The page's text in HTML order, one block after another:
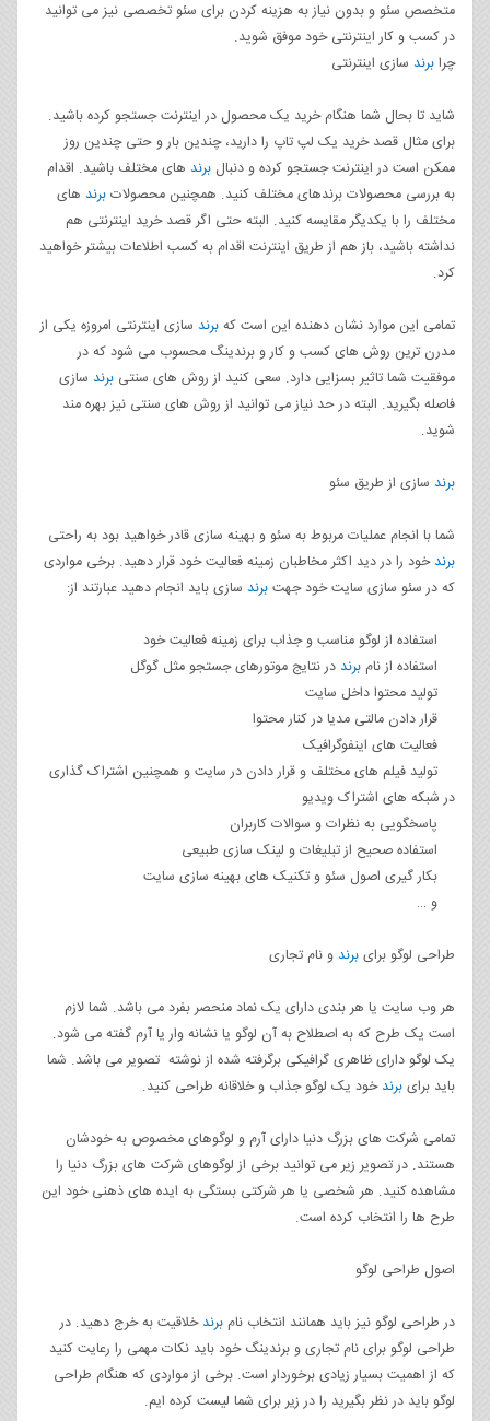
متخصص سئو و بدون نیاز به هزینه کردن برای سئو تخصصی نیز می توانید
در کسب و کار اینترنتی خود موفق شوید.
چرابرند سازی اینترنتی
شاید تا بحال شما هنگام خرید یک محصول در اینترنت جستجو کرده باشید.
برای مثال قصد خرید یک لپ تاپ را دارید، چندین بار و حتی چندین روز
ممکن است در اینترنت جستجو کرده و دنبال برند های مختلف باشید. اقدام
به بررسی محصولات برندهای مختلف کنید. همچنین محصولاتبرند های
مختلف را با یکدیگر مقایسه کنید. البته حتی اگر قصد خرید اینترنتی هم
نداشته باشید، باز هم از طریق اینترنت اقدام به کسب اطلاعات بیشتر خواهید
کرد.
تمامی این موارد نشان دهنده این است کهبرند سازی اینترنتی امروزه یکی از
مدرن ترین روش های کسب و کار و برندینگ محسوب می شود که در
موفقیت شما تاثیر بسزایی دارد. سعی کنید از روش های سنتی برند سازی
فاصله بگیرید. البته در حد نیاز می توانید از روش های سنتی نیز بهره مند
شوید.
برند سازی از طریق سئو
شما با انجام عملیات مربوط به سئو و بهینه سازی قادر خواهید بود به راحتی
برندخود را در دید اکثر مخاطبان زمینه فعالیت خود قرار دهید. برخی مواردی
که در سئو سازی سایت خود جهتبرند سازی باید انجام دهید عبارتند از:
استفاده از لوگو مناسب و جذاب برای زمینه فعالیت خود
استفاده از نام برند در نتایج موتورهای جستجو مثل گوگل
تولید محتوا داخل سایت
قرار دادن مالتی مدیا در کنار محتوا
فعالیت های اینفوگرافیک
تولید فیلم های مختلف و قرار دادن در سایت و همچنین اشتراک گذاری
در شبکه های اشتراک ویدیو
پاسخگویی به نظرات و سوالات کاربران
استفاده صحیح از تبلیغات و لینک سازی طبیعی
بکار گیری اصول سئو و تکنیک های بهینه سازی سایت
و …
طراحی لوگو برایبرند و نام تجاری
هر وب سایت یا هر بندی دارای یک نماد منحصر بفرد می باشد. شما لازم
است یک طرح که به اصطلاح به آن لوگو یا نشانه وار یا آرم گفته می شود.
یک لوگو دارای ظاهری گرافیکی برگرفته شده از نوشته تصویر می باشد. شما
باید برایبرندخود یک لوگو جذاب و خلاقانه طراحی کنید.
تمامی شرکت های بزرگ دنیا دارای آرم و لوگوهای مخصوص به خودشان
هستند. در تصویر زیر می توانید برخی از لوگوهای شرکت های بزرگ دنیا را
مشاهده کنید. هر شخصی یا هر شرکتی بستگی به ایده های ذهنی خود این
طرح ها را انتخاب کرده است.
اصول طراحی لوگو
در طراحی لوگو نیز باید همانند انتخاب نام برندخلاقیت به خرج دهید. در
طراحی لوگو برای نام تجاری و برندینگ خود باید نکات مهمی را رعایت کنید
که از اهمیت بسیار زیادی برخوردار است. برخی از مواردی که هنگام طراحی
لوگو باید در نظر بگیرید را در زیر برای شما لیست کرده ایم.